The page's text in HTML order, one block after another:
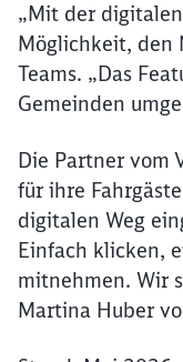
„Mit der
Möglichkeit, den
Teams. „Das
Gemeinden
Die Partner vom
für ihre
digitalen Weg
Einfach klicken,
mitnehmen. Wir
Martina Huber